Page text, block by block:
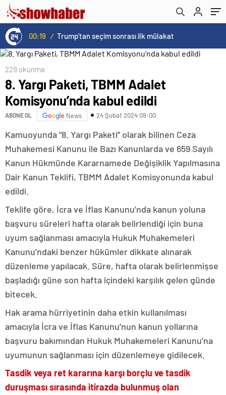
00:19 / Trump’tan seçim sonrası ilk mülakat
229 okunma
8. Yargı Paketi, TBMM Adalet
Komisyonu’nda kabul edildi
ABONE OL News 24 Şubat 2024 09:00
Kamuoyunda “8. Yargı Paketi” olarak bilinen Ceza
Muhakemesi Kanunu ile Bazı Kanunlarda ve 659 Sayılı
Kanun Hükmünde Kararnamede Değişiklik Yapılmasına
Dair Kanun Teklifi, TBMM Adalet Komisyonunda kabul
edildi.
Teklife göre, İcra ve İflas Kanunu’nda kanun yoluna
başvuru süreleri hafta olarak belirlendiği için buna
uyum sağlanması amacıyla Hukuk Muhakemeleri
Kanunu’ndaki benzer hükümler dikkate alınarak
düzenleme yapılacak. Süre, hafta olarak belirlenmişse
başladığı güne son hafta içindeki karşılık gelen günde
bitecek.
Hak arama hürriyetinin daha etkin kullanılması
amacıyla İcra ve İflas Kanunu’nun kanun yollarına
başvuru bakımından Hukuk Muhakemeleri Kanunu’na
uyumunun sağlanması için düzenlemeye gidilecek.
Tasdik veya ret kararına karşı borçlu ve tasdik
duruşması sırasında itirazda bulunmuş olan